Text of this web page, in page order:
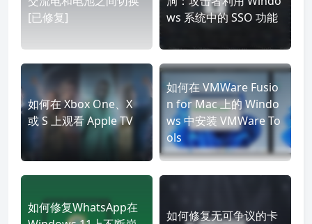
[已修复]
ws 系统中的 SSO 功能
如何在 Xbox One、X
或 S 上观看 Apple TV
如何在 VMWare Fusio
n for Mac 上的 Windo
ws 中安装 VMWare To
ols
如何修复WhatsApp在
如何修复无可争议的卡